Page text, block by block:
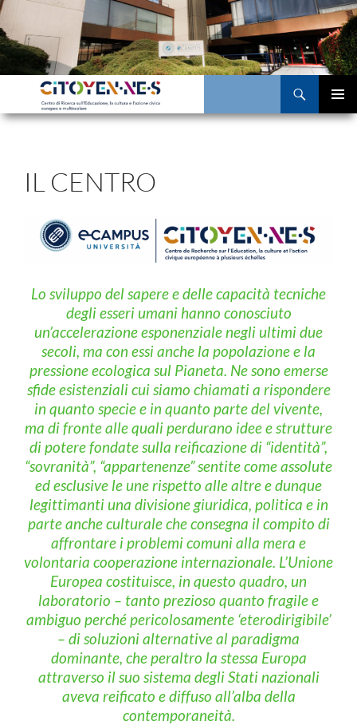
Vai
al
contenuto
MENU
IL CENTRO
Lo sviluppo del sapere e delle capacità tecniche
degli esseri umani hanno conosciuto
un’accelerazione esponenziale negli ultimi due
secoli, ma con essi anche la popolazione e la
pressione ecologica sul Pianeta. Ne sono emerse
sfide esistenziali cui siamo chiamati a rispondere
in quanto specie e in quanto parte del vivente,
ma di fronte alle quali perdurano idee e strutture
di potere fondate sulla reificazione di “identità”,
“sovranità”, “appartenenze” sentite come assolute
ed esclusive le une rispetto alle altre e dunque
legittimanti una divisione giuridica, politica e in
parte anche culturale che consegna il compito di
affrontare i problemi comuni alla mera e
volontaria cooperazione internazionale. L’Unione
Europea costituisce, in questo quadro, un
laboratorio – tanto prezioso quanto fragile e
ambiguo perché pericolosamente ‘eterodirigibile’
– di soluzioni alternative al paradigma
dominante, che peraltro la stessa Europa
attraverso il suo sistema degli Stati nazionali
aveva reificato e diffuso all’alba della
contemporaneità.